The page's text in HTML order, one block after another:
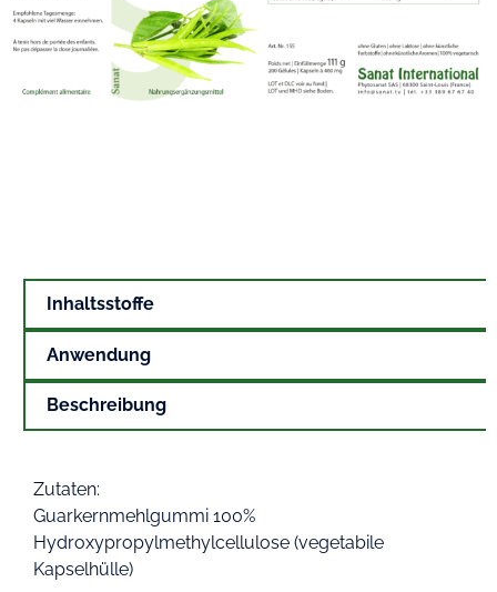
Inhaltsstoffe
Anwendung
Beschreibung
Zutaten:
Guarkernmehlgummi 100%
Hydroxypropylmethylcellulose (vegetabile
Kapselhülle)